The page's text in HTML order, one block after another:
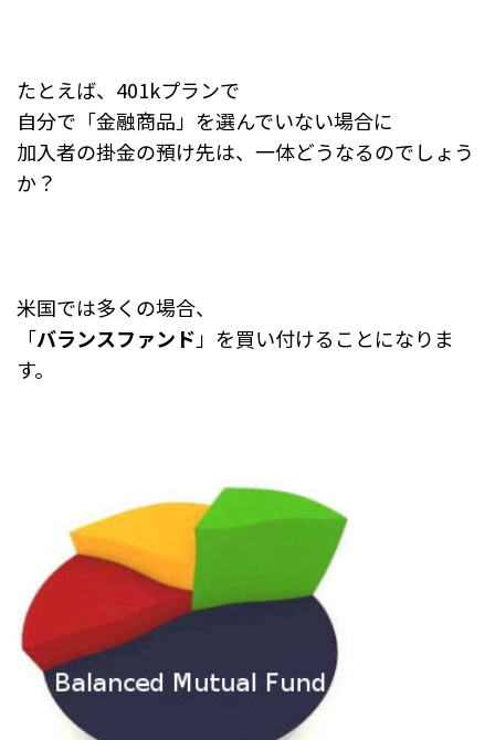
たとえば、401kプランで
自分で「金融商品」を選んでいない場合に
加入者の掛金の預け先は、一体どうなるのでしょう
か？
米国では多くの場合、
「バランスファンド 」を買い付けることになりま
す。